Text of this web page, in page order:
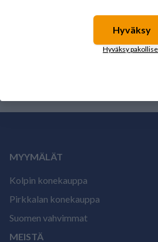
Tälle tuotteelle ei ole vielä arvioita.
MYYMÄLÄT
Kolpin konekauppa
Pirkkalan konekauppa
Suomen vahvimmat
MEISTÄ
Hyväksy
Hyväksy